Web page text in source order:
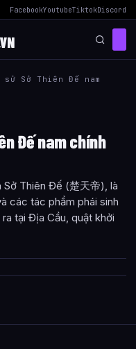
FacebookYoutubeTiktokDiscord
Sở Thiên Đế nam
Đế nam chính
Sở Thiên Đế (楚天帝), là
các tác phẩm phái sinh
tại Địa Cầu, quật khởi